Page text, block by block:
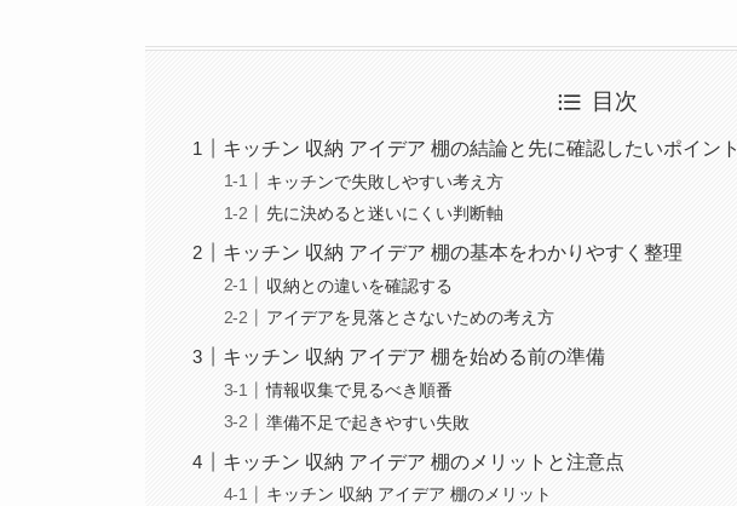
目次
キッチン 収納 アイデア 棚の結論と先に確認したいポイント
キッチンで失敗しやすい考え方
先に決めると迷いにくい判断軸
キッチン 収納 アイデア 棚の基本をわかりやすく整理
収納との違いを確認する
アイデアを見落とさないための考え方
キッチン 収納 アイデア 棚を始める前の準備
情報収集で見るべき順番
準備不足で起きやすい失敗
キッチン 収納 アイデア 棚のメリットと注意点
キッチン 収納 アイデア 棚のメリット